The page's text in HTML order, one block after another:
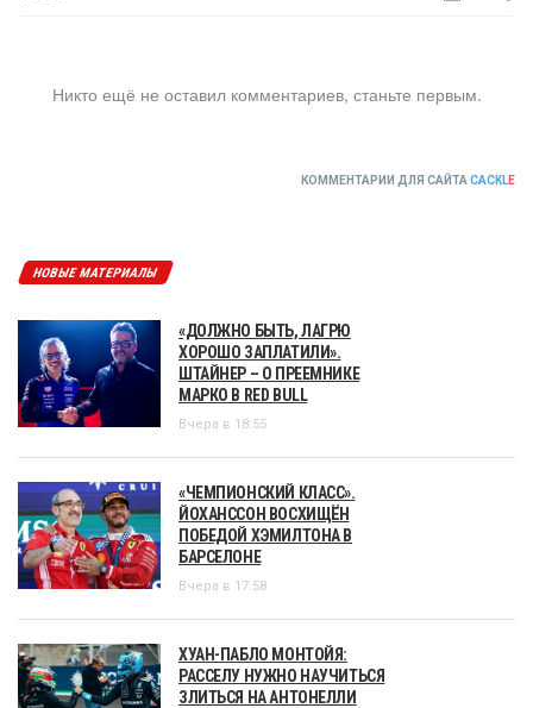
Никто ещё не оставил комментариев, станьте первым.
КОММЕНТАРИИ ДЛЯ САЙТА CACKLE
НОВЫЕ МАТЕРИАЛЫ
«ДОЛЖНО БЫТЬ, ЛАГРЮ
ХОРОШО ЗАПЛАТИЛИ».
ШТАЙНЕР – О ПРЕЕМНИКЕ
МАРКО В RED BULL
Вчера в 18:55
«ЧЕМПИОНСКИЙ КЛАСС».
ЙОХАНССОН ВОСХИЩЁН
ПОБЕДОЙ ХЭМИЛТОНА В
БАРСЕЛОНЕ
Вчера в 17:58
ХУАН-ПАБЛО МОНТОЙЯ:
РАССЕЛУ НУЖНО НАУЧИТЬСЯ
ЗЛИТЬСЯ НА АНТОНЕЛЛИ